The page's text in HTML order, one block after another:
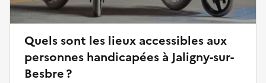
Quels sont les lieux accessibles aux
personnes handicapées à Jaligny-sur-
Besbre ?